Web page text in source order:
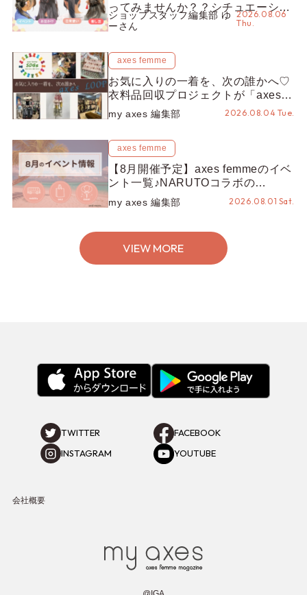
ってみませんか？？シチュエーショ
ン別“かんざし”のオススメ【ショッ
プスタッフ編集部】
ショップスタッフ編集部 ゆ
ーさん
2026.08.06
Thu.
axes femme
お気に入りの一着を、次の誰かへ♡
衣料品回収プロジェクトが「axes
LOOP」にアップデート！活用する
とポイントが手に入る◎
my axes 編集部 2026.08.04 Tue.
axes femme
【8月開催予定】axes femmeのイベ
ント一覧♪NARUTOコラボの
REZEN POPUPから、プチYour
Stage.、ティーパーティまで！8月
my axes 編集部 2026.08.01 Sat.
VIEW MORE
TWITTER
FACEBOOK
INSTAGRAM
YOUTUBE
会社概要